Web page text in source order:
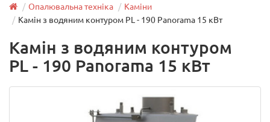
Опалювальна техніка
Каміни
Камін з водяним контуром PL - 190 Panorama 15 кВт
Камін з водяним контуром
PL - 190 Panorama 15 кВт